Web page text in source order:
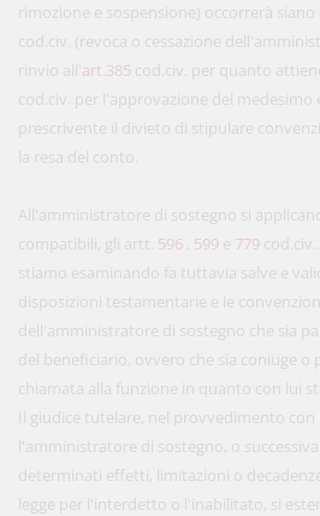
rimozione e sospensione) occorrerà
cod.civ. (revoca o cessazione
rinvio all'art.385 cod.civ. per quanto
cod.civ. per l'approvazione del medesimo
prescrivente il divieto di stipulare
la resa del conto.
All'amministratore di sostegno si
compatibili, gli artt. 596 , 599 e 779
stiamo esaminando fa tuttavia salve e
disposizioni testamentarie e le
dell'amministratore di sostegno che sia
del beneficiario, ovvero che sia coniuge o
chiamata alla funzione in quanto con lui
Il giudice tutelare, nel provvedimento
l'amministratore di sostegno, o
determinati effetti, limitazioni o
legge per l'interdetto o l'inabilitato, si